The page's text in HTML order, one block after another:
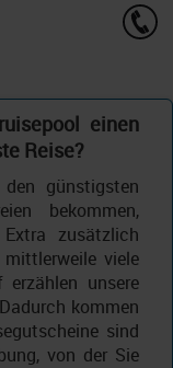
einen
Reise?
günstigsten
bekommen,
zusätzlich
viele
unsere
kommen
sind
von der Sie